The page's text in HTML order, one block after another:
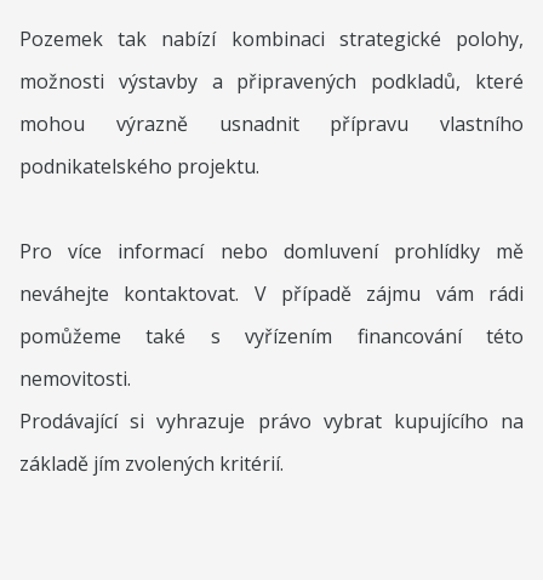
Pozemek tak nabízí kombinaci strategické polohy,
možnosti výstavby a připravených podkladů, které
mohou výrazně usnadnit přípravu vlastního
podnikatelského projektu.
Pro více informací nebo domluvení prohlídky mě
neváhejte kontaktovat. V případě zájmu vám rádi
pomůžeme také s vyřízením financování této
nemovitosti.
Prodávající si vyhrazuje právo vybrat kupujícího na
základě jím zvolených kritérií.